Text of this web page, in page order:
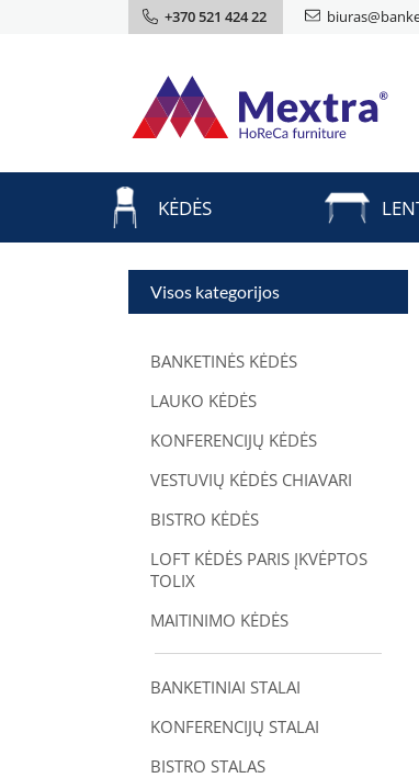
+370 521 424 22
KĖDĖS
Visos kategorijos
BANKETINĖS KĖDĖS
LAUKO KĖDĖS
KONFERENCIJŲ KĖDĖS
VESTUVIŲ KĖDĖS CHIAVARI
BISTRO KĖDĖS
LOFT KĖDĖS PARIS ĮKVĖPTOS
TOLIX
MAITINIMO KĖDĖS
BANKETINIAI STALAI
KONFERENCIJŲ STALAI
BISTRO STALAS